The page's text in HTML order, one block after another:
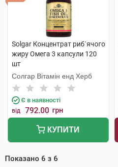
Solgar Концентрат риб`ячого
жиру Омега 3 капсули 120
шт
Солгар Вітамін енд Херб
Є в наявності
від 792.00 грн
КУПИТИ
Показано 6 з 6